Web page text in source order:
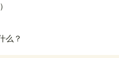
么？